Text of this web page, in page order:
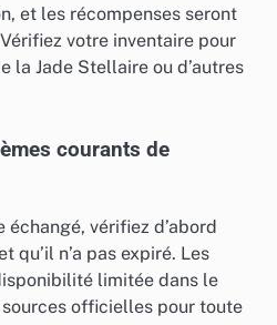
et les récompenses seront
votre inventaire pour
la Jade Stellaire ou d’autres
courants de
échangé, vérifiez d’abord
qu’il n’a pas expiré. Les
limitée dans le
officielles pour toute